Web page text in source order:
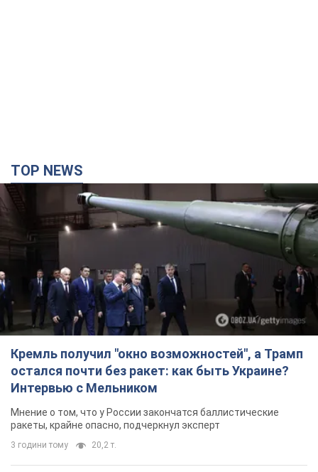
TOP NEWS
Кремль получил "окно возможностей", а Трамп
остался почти без ракет: как быть Украине?
Интервью с Мельником
Мнение о том, что у России закончатся баллистические
ракеты, крайне опасно, подчеркнул эксперт
3 години тому 20,2 т.